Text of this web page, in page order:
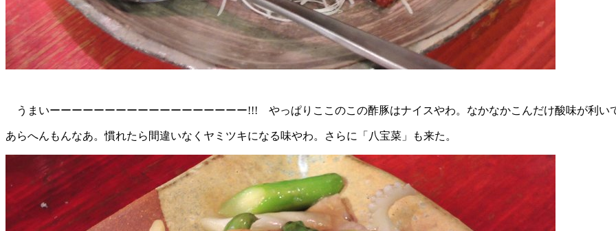
うまいーーーーーーーーーーーーーーーーーー!!! やっぱりここのこの酢豚はナイスやわ。なかなかこんだけ酸味が利い
あらへんもんなあ。慣れたら間違いなくヤミツキになる味やわ。さらに「八宝菜」も来た。